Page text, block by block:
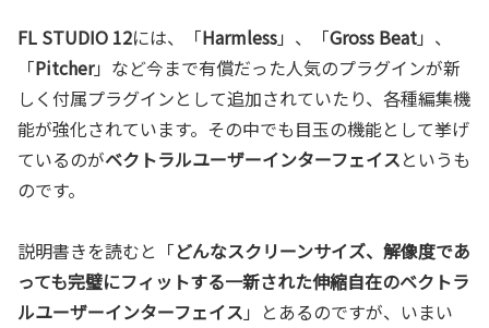
FL STUDIO 12には、「Harmless」、「Gross Beat」、
「Pitcher」など今まで有償だった人気のプラグインが新
しく付属プラグインとして追加されていたり、各種編集機
能が強化されています。その中でも目玉の機能として挙げ
ているのがベクトラルユーザーインターフェイスというも
のです。
説明書きを読むと「どんなスクリーンサイズ、解像度であ
っても完璧にフィットする一新された伸縮自在のベクトラ
ルユーザーインターフェイス 」とあるのですが、いまい